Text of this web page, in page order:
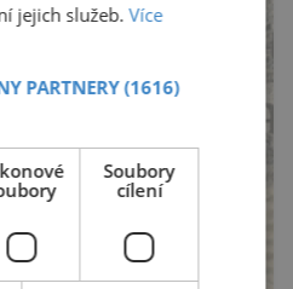
jejich služeb.Více
PARTNERY(1616)
Soubory
cílení